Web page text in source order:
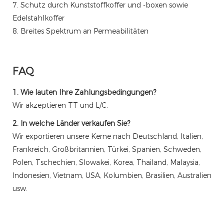
7. Schutz durch Kunststoffkoffer und -boxen sowie
Edelstahlkoffer
8. Breites Spektrum an Permeabilitäten
FAQ
1. Wie lauten Ihre Zahlungsbedingungen?
Wir akzeptieren TT und L/C.
2. In welche Länder verkaufen Sie?
Wir exportieren unsere Kerne nach Deutschland, Italien,
Frankreich, Großbritannien, Türkei, Spanien, Schweden,
Polen, Tschechien, Slowakei, Korea, Thailand, Malaysia,
Indonesien, Vietnam, USA, Kolumbien, Brasilien, Australien
usw.